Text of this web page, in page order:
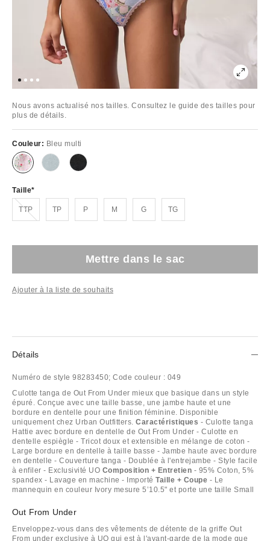
Nous avons actualisé nos tailles. Consultez le guide des tailles pour
plus de détails.
Couleur: Bleu multi
Taille
TTPÉpuisé TP P M G TG
Mettre dans le sac
Ajouter à la liste de souhaits
Détails
Numéro de style 98283450; Code couleur : 049
Culotte tanga de Out From Under mieux que basique dans un style
épuré. Conçue avec une taille basse, une jambe haute et une
bordure en dentelle pour une finition féminine. Disponible
uniquement chez Urban Outfitters. Caractéristiques - Culotte tanga
Hattie avec bordure en dentelle de Out From Under - Culotte en
dentelle espiègle - Tricot doux et extensible en mélange de coton -
Large bordure en dentelle à taille basse - Jambe haute avec bordure
en dentelle - Couverture tanga - Doublée à l'entrejambe - Style facile
à enfiler - Exclusivité UO Composition + Entretien - 95% Coton, 5%
spandex - Lavage en machine - Importé Taille + Coupe - Le
mannequin en couleur Ivory mesure 5’10.5" et porte une taille Small
Out From Under
Enveloppez-vous dans des vêtements de détente de la griffe Out
From under exclusive à UO qui est à l'avant-garde de la mode que